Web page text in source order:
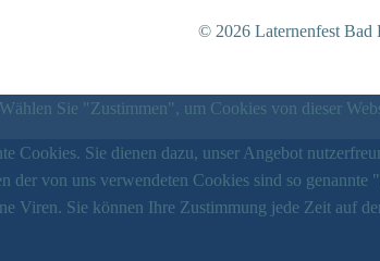
© 2026 Laternenfest Bad
Sie "Zustimmen", um Cookies von dieser
Cookies. Sie dienen dazu, unser Angebot
der von uns verwendeten Cookies sind so
Viren. Sie können Ihre Zustimmung jede Zeit auf